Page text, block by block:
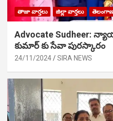
తాజా వార్తలు జిల్లా వార్తలు
Advocate Sudheer:
కుమార్ కు సేవా పురస్కారం
24/11/2024 SIRA NEWS